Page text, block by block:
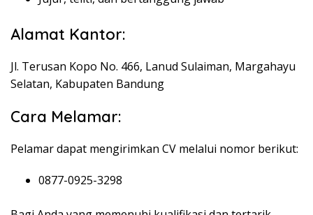
Alamat Kantor:
Jl. Terusan Kopo No. 466, Lanud Sulaiman, Margahayu
Selatan, Kabupaten Bandung
Cara Melamar:
Pelamar dapat mengirimkan CV melalui nomor berikut:
0877-0925-3298